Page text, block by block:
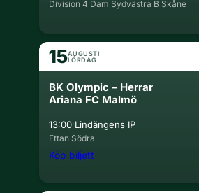
Division 4 Dam Sydvästra B Skåne
15AUGUSTI
LÖRDAG
BK Olympic – Herrar
Ariana FC Malmö
13:00·Lindängens IP
Ettan Södra
Köp biljett